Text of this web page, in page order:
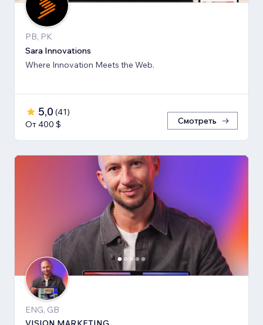
PB, PK
Sara Innovations
Where Innovation Meets the Web.
5,0 (41)
От 400 $
Смотреть
ENG, GB